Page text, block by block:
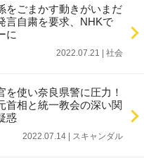
をごまかす動きがいまだ
言自粛を要求、NHKで
に
2022.07.21 | 社会
を使い奈良県警に圧力！
首相と統一教会の深い関
惑
2022.07.14 | スキャンダル